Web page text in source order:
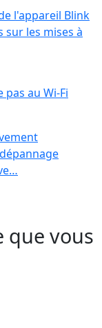
l'appareil Blink
les mises à
au Wi-Fi
que vous